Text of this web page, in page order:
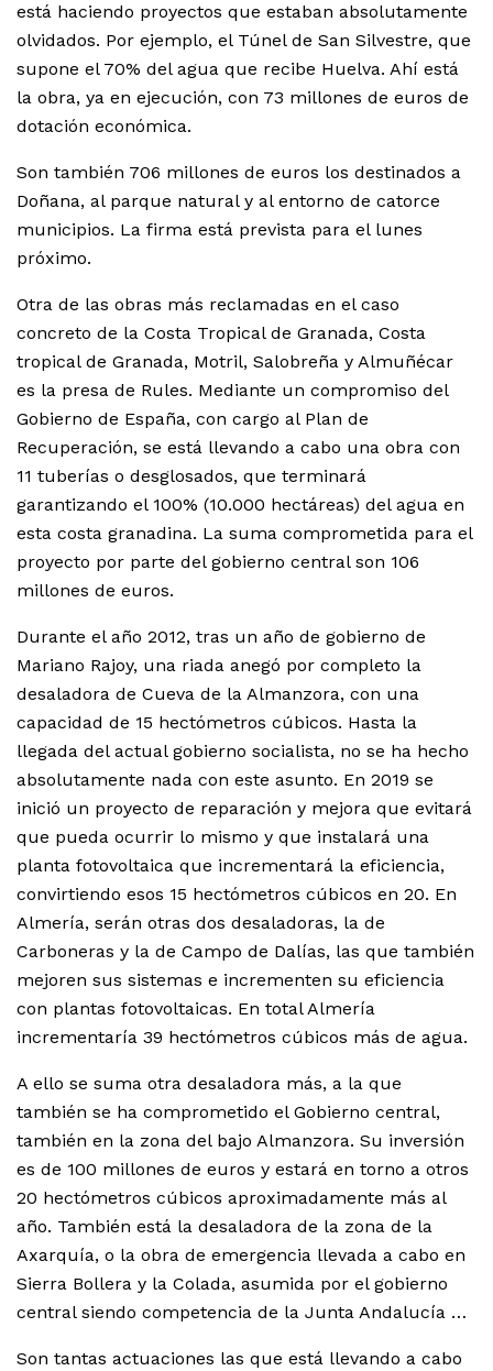
está haciendo proyectos que estaban absolutamente
olvidados. Por ejemplo, el Túnel de San Silvestre, que
supone el 70% del agua que recibe Huelva. Ahí está
la obra, ya en ejecución, con 73 millones de euros de
dotación económica.
Son también 706 millones de euros los destinados a
Doñana, al parque natural y al entorno de catorce
municipios. La firma está prevista para el lunes
próximo.
Otra de las obras más reclamadas en el caso
concreto de la Costa Tropical de Granada, Costa
tropical de Granada, Motril, Salobreña y Almuñécar
es la presa de Rules. Mediante un compromiso del
Gobierno de España, con cargo al Plan de
Recuperación, se está llevando a cabo una obra con
11 tuberías o desglosados, que terminará
garantizando el 100% (10.000 hectáreas) del agua en
esta costa granadina. La suma comprometida para el
proyecto por parte del gobierno central son 106
millones de euros.
Durante el año 2012, tras un año de gobierno de
Mariano Rajoy, una riada anegó por completo la
desaladora de Cueva de la Almanzora, con una
capacidad de 15 hectómetros cúbicos. Hasta la
llegada del actual gobierno socialista, no se ha hecho
absolutamente nada con este asunto. En 2019 se
inició un proyecto de reparación y mejora que evitará
que pueda ocurrir lo mismo y que instalará una
planta fotovoltaica que incrementará la eficiencia,
convirtiendo esos 15 hectómetros cúbicos en 20. En
Almería, serán otras dos desaladoras, la de
Carboneras y la de Campo de Dalías, las que también
mejoren sus sistemas e incrementen su eficiencia
con plantas fotovoltaicas. En total Almería
incrementaría 39 hectómetros cúbicos más de agua.
A ello se suma otra desaladora más, a la que
también se ha comprometido el Gobierno central,
también en la zona del bajo Almanzora. Su inversión
es de 100 millones de euros y estará en torno a otros
20 hectómetros cúbicos aproximadamente más al
año. También está la desaladora de la zona de la
Axarquía, o la obra de emergencia llevada a cabo en
Sierra Bollera y la Colada, asumida por el gobierno
central siendo competencia de la Junta Andalucía …
Son tantas actuaciones las que está llevando a cabo